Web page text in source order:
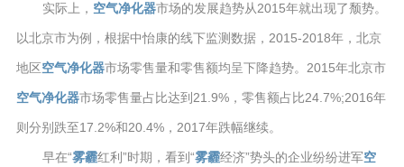
实际上， 空气净化器市场的发展趋势从2015年就出现了颓势。
以北京市为例，根据中怡康的线下监测数据，2015-2018年，北京
地区空气净化器市场零售量和零售额均呈下降趋势。2015年北京市
空气净化器市场零售量占比达到21.9%，零售额占比24.7%;2016年
则分别跌至17.2%和20.4%，2017年跌幅继续。
早在“雾霾红利”时期，看到“雾霾经济”势头的企业纷纷进军空